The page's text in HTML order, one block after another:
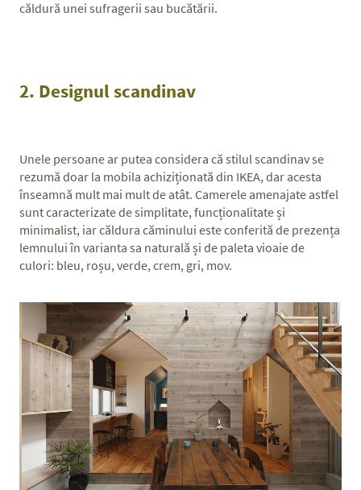
căldură unei sufragerii sau bucătării.
2. Designul scandinav
Unele persoane ar putea considera că stilul scandinav se
rezumă doar la mobila achiziționată din IKEA, dar acesta
înseamnă mult mai mult de atât. Camerele amenajate astfel
sunt caracterizate de simplitate, funcționalitate și
minimalist, iar căldura căminului este conferită de prezența
lemnului în varianta sa naturală și de paleta vioaie de
culori: bleu, roșu, verde, crem, gri, mov.